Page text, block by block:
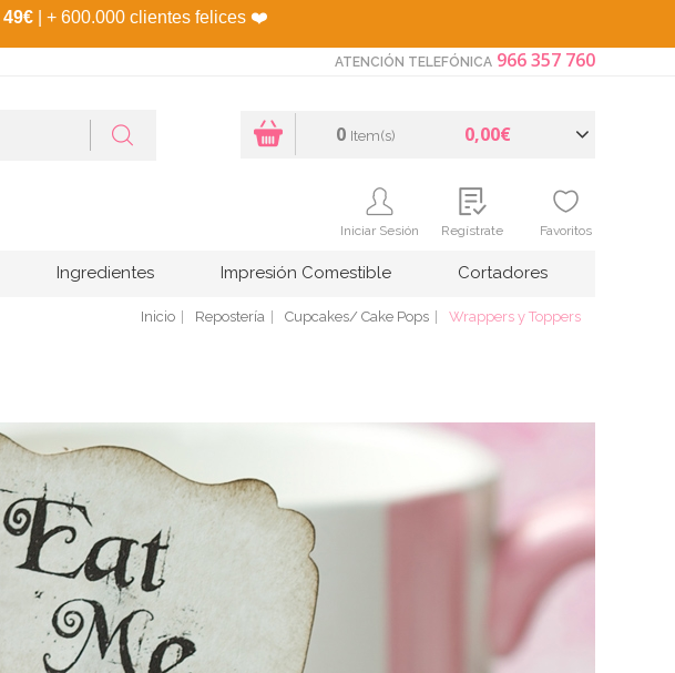
49€ | + 600.000 clientes felices ❤️
ATENCIÓN TELEFÓNICA 966 357 760
0 Item(s) 0,00€
Iniciar Sesión Regístrate Favoritos
Ingredientes Impresión Comestible Cortadores
Inicio Repostería Cupcakes/ Cake Pops Wrappers y Toppers